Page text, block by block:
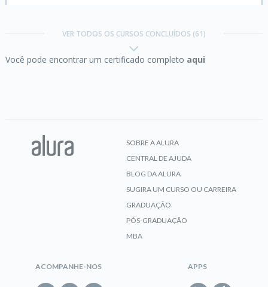
Design Patterns Java I:Boas práticas de
VER TODOS OS CURSOS CONCLUÍDOS (61)
Você pode encontrar um certificado completo aqui
SOBRE A ALURA
CENTRAL DE AJUDA
BLOG DA ALURA
SUGIRA UM CURSO OU CARREIRA
GRADUAÇÃO
PÓS-GRADUAÇÃO
MBA
ACOMPANHE-NOS APPS